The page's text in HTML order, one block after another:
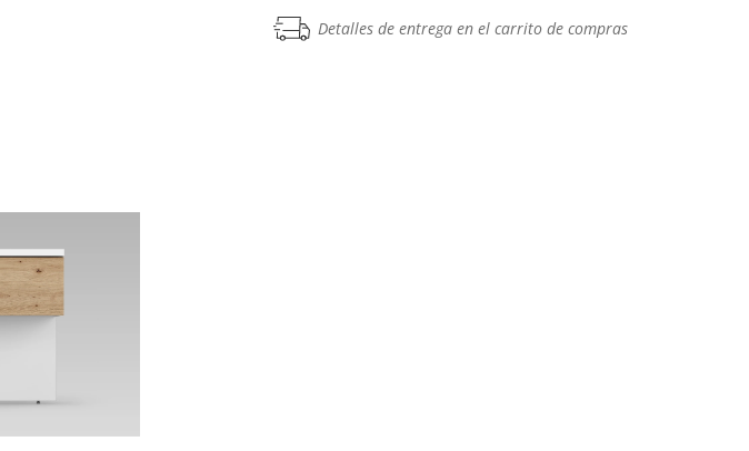
Detalles de entrega en el carrito de compras